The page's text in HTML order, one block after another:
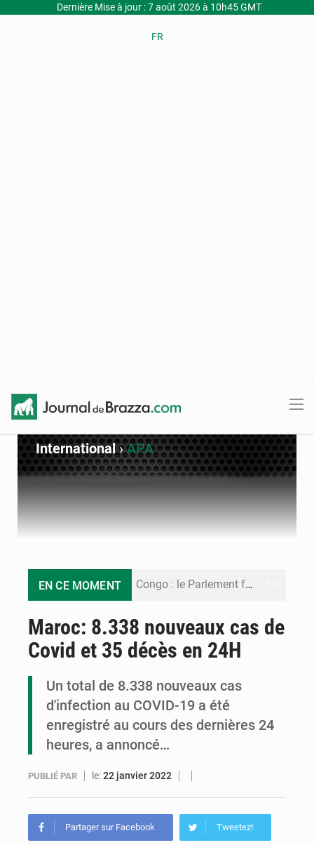
Dernière Mise à jour : 7 août 2026 à 10h45 GMT
FR
International›APA
EN CE MOMENT Congo : le Parlement formule 28 recommandations sur le Cadre budgétaire 2027-2029
Maroc: 8.338 nouveaux cas de
Covid et 35 décès en 24H
Un total de 8.338 nouveaux cas
d'infection au COVID-19 a été
enregistré au cours des dernières 24
heures, a annoncé…
PUBLIÉ PAR le:22 janvier 2022
Partager sur Facebook Tweetez!